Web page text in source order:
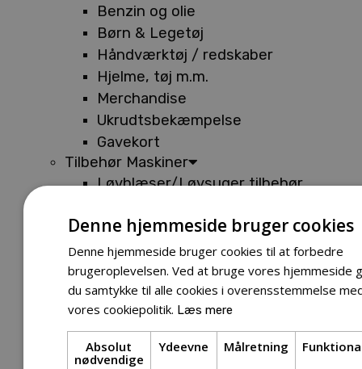
Benzin og olie
Børn & Legetøj
Håndværktøj / redskaber
Hjelme, tøj m.m.
Merchandise
Ukrudtsbekæmpelse
Gavekort
Tilbehør Maskiner
Løvblæser/Løvsuger tilbehør
Tilbehør Buskryddere og Trimmere
Tilbehør Entreprenørudstyr
Tilbehør Havetraktor
Tilbehør Hækkeklippere
Tilbehør Motorsav
Tilbehør Kæder
Tilbehør Sværd
Denne hjemmeside bruger cookies
Denne hjemmeside bruger cookies til at forbedre
brugeroplevelsen. Ved at bruge vores hjemmeside
du samtykke til alle cookies i overensstemmelse
vores cookiepolitik. Læs mere
Absolut
nødvendige
Ydeevne Målretning